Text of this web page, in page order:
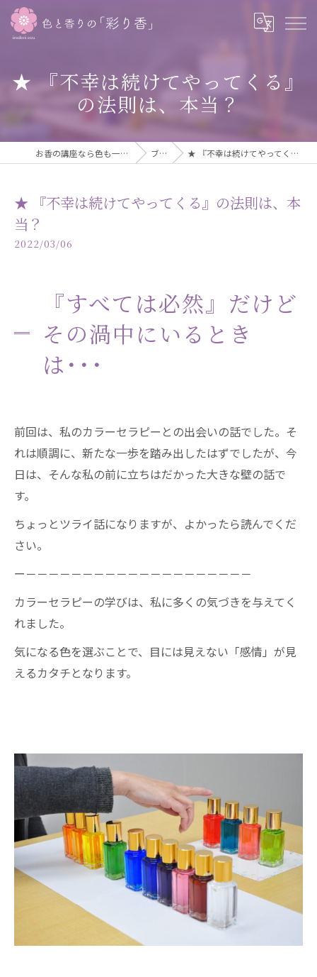
★ 『不幸は続けてやってくる』
の法則は、本当？
お香の講座なら色も一緒に学べる彩り香 ブログ ★ 『不幸は続けてやってくる』の法則は、本当？
★ 『不幸は続けてやってくる』の法則は、本
当？
2022/03/06
『すべては必然』だけど
その渦中にいるとき
は･･･
前回は、私のカラーセラピーとの出会いの話でした。そ
れは順調に、新たな一歩を踏み出したはずでしたが、今
日は、そんな私の前に立ちはだかった大きな壁の話で
す。
ちょっとツライ話になりますが、よかったら読んでくだ
さい。
ー－－－－－－－－－－－－－－－－－－－－
カラーセラピーの学びは、私に多くの気づきを与えてく
れました。
気になる色を選ぶことで、目には見えない「感情」が見
えるカタチとなります。